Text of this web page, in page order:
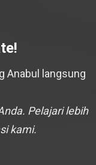
Anabul langsung
Pelajari lebih
kami.